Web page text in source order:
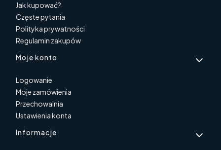
Jak kupować?
Częste pytania
Polityka prywatności
Regulamin zakupów
Moje konto
Logowanie
Moje zamówienia
Przechowalnia
Ustawienia konta
Informacje